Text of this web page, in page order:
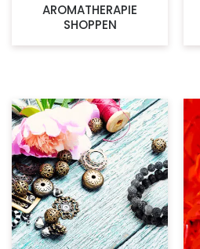
AROMATHERAPIE
SHOPPEN